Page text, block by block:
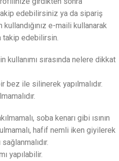
edebilirsiniz ya da sipariş
e-maili kullanarak
takip edebilirsin.
kullanımı sırasında nelere dikkat
ile silinerek yapılmalıdır.
soba kenarı gibi ısının
hafif nemli iken giyilerek
yapılabilir.